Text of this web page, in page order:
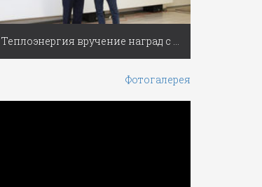
Теплоэнергия вручение наград с Днем работников ЖКХ
Фотогалерея